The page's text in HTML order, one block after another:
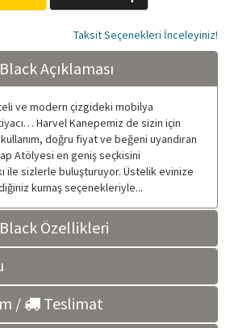
Taksit Seçenekleri İnceleyiniz!
Açıklaması
ve modern çizgideki mobilya
Harvel Kanepemiz de sizin için
doğru fiyat ve beğeni uyandıran
Atölyesi en geniş seçkisini
ile sizlerle buluşturuyor. Üstelik evinize
kumaş seçenekleriyle...
Özellikleri
/
Teslimat